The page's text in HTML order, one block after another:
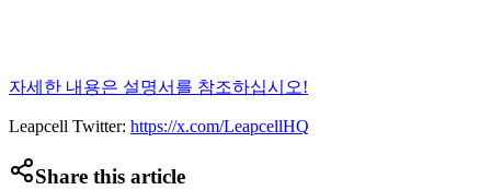
자세한 내용은 설명서를 참조하십시오!
Leapcell Twitter: https://x.com/LeapcellHQ
Share this article